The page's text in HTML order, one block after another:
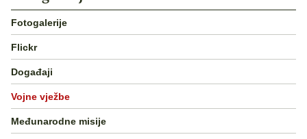
Fotogalerije
Flickr
Događaji
Vojne vježbe
Međunarodne misije